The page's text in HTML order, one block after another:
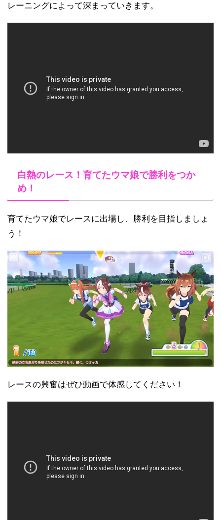
レーニングによって深まっていきます。
白熱のレース！育てたウマ娘で勝利をつか
め！
育てたウマ娘でレースに出場し、勝利を目指しましょ
う！
レースの興奮はぜひ動画で体感してください！